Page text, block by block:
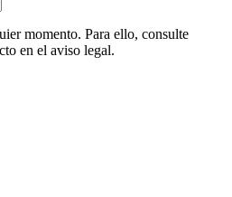
momento. Para ello, consulte
en el aviso legal.